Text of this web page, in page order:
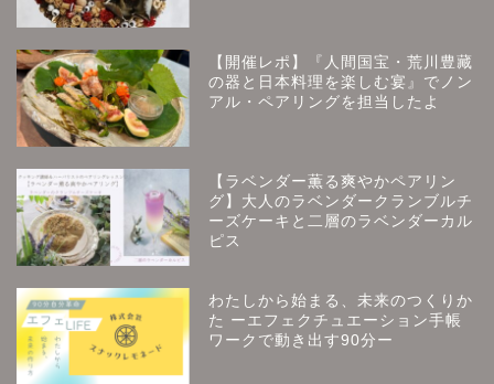
【開催レポ】『人間国宝・荒川豊藏
の器と日本料理を楽しむ宴』でノン
アル・ペアリングを担当したよ
【ラベンダー薫る爽やかペアリン
グ】大人のラベンダークランブルチ
ーズケーキと二層のラベンダーカル
ピス
わたしから始まる、未来のつくりか
た ーエフェクチュエーション手帳
ワークで動き出す90分ー